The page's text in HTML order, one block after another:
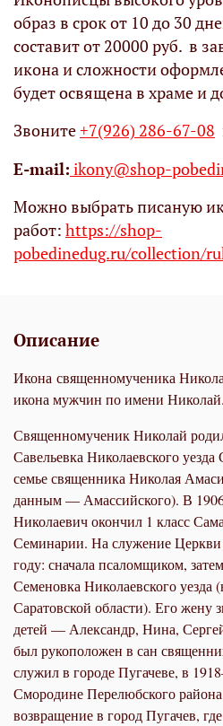
образ в срок от 10 до 30
составит от 20000 руб. в
икона и сложности
будет освящена в храме и
Звоните+7(926) 286-67-08
Е-mail: ikony@shop-
Можно выбрать писаную
работ: https://shop-
pobedinedug.ru/collection/
Описание
Икона священномученика
икона мужчин по имени
Священномученик Николай
Савельевка Николаевского
семье священника Николая
данным — Амассийского). В
Николаевич окончил 1 класс
Семинарии. На служение
году: сначала псаломщиком,
Семеновка Николаевского уезда
Саратовской области). Его жену
детей — Александр, Нина,
был рукоположен в сан
служил в городе Пугачеве, в
Смородине Перелюбского
возвращение в город Пугачев,